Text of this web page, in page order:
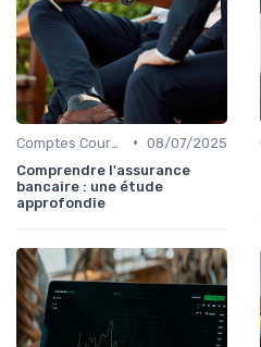
• 08/07/2025
Comprendre l'assurance
bancaire : une étude
approfondie